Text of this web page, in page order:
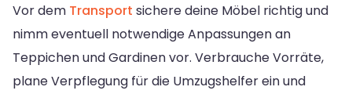
Vor dem Transport sichere deine Möbel richtig und
nimm eventuell notwendige Anpassungen an
Teppichen und Gardinen vor. Verbrauche Vorräte,
plane Verpflegung für die Umzugshelfer ein und